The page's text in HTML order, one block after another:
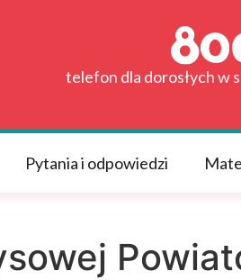
telefon dla dorosłych w
Pytania i odpowiedzi